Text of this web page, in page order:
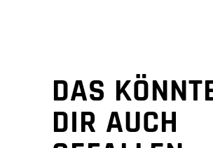
DAS
DIR AUCH